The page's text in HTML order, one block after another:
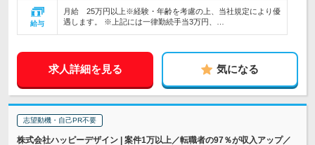
給与
月給 25万円以上※経験・年齢を考慮の上、当社規定により優
遇します。 ※上記には一律勤続手当3万円、…
求人詳細を見る 気になる
志望動機・自己PR不要
株式会社ハッピーデザイン | 案件1万以上／転職者の97％が収入アップ／